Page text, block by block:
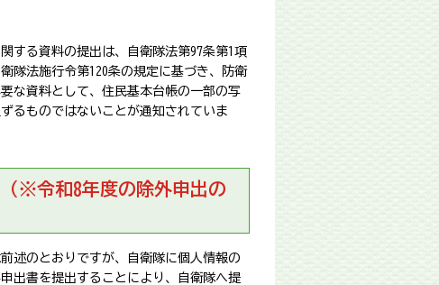
する資料の提出は、自衛隊法第97条第1項
隊法施行令第120条の規定に基づき、防衛
な資料として、住民基本台帳の一部の写
るものではないことが通知されていま
（※令和8年度の除外申出の
述のとおりですが、自衛隊に個人情報の
出書を提出することにより、自衛隊へ提